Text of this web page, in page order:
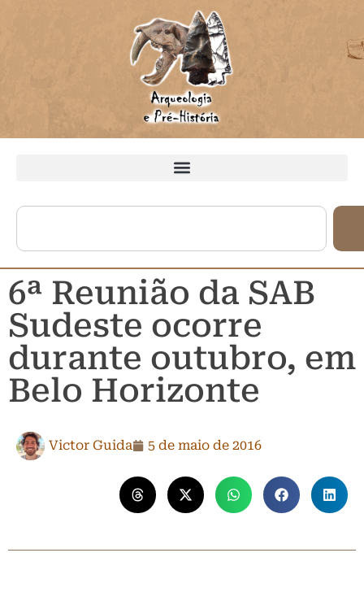
6ª Reunião da SAB
Sudeste ocorre
durante outubro, em
Belo Horizonte
Victor Guida 5 de maio de 2016